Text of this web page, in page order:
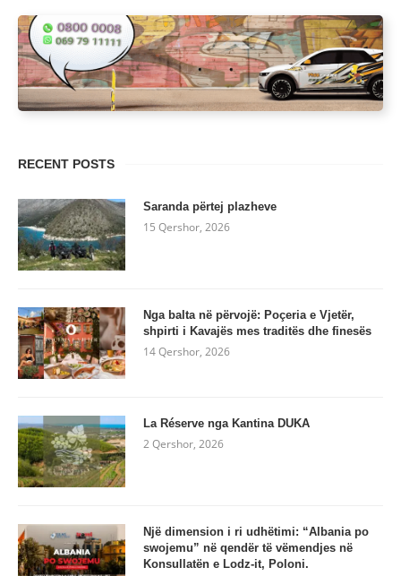
RECENT POSTS
Saranda përtej plazheve
15 Qershor, 2026
Nga balta në përvojë: Poçeria e Vjetër,
shpirti i Kavajës mes traditës dhe finesës
14 Qershor, 2026
La Réserve nga Kantina DUKA
2 Qershor, 2026
Një dimension i ri udhëtimi: “Albania po
swojemu” në qendër të vëmendjes në
Konsullatën e Lodz-it, Poloni.